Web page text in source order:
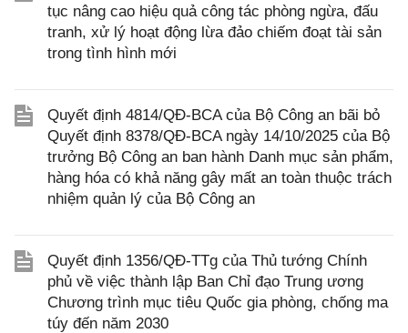
tục nâng cao hiệu quả công tác phòng ngừa, đấu
tranh, xử lý hoạt động lừa đảo chiếm đoạt tài sản
trong tình hình mới
Quyết định 4814/QĐ-BCA của Bộ Công an bãi bỏ
Quyết định 8378/QĐ-BCA ngày 14/10/2025 của Bộ
trưởng Bộ Công an ban hành Danh mục sản phẩm,
hàng hóa có khả năng gây mất an toàn thuộc trách
nhiệm quản lý của Bộ Công an
Quyết định 1356/QĐ-TTg của Thủ tướng Chính
phủ về việc thành lập Ban Chỉ đạo Trung ương
Chương trình mục tiêu Quốc gia phòng, chống ma
túy đến năm 2030